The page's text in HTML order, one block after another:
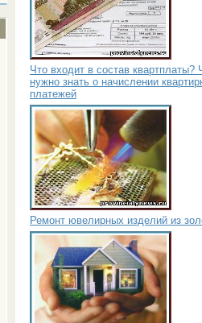
Что входит в состав квартплаты?
нужно знать о начислении
платежей
Ремонт ювелирных изделий из